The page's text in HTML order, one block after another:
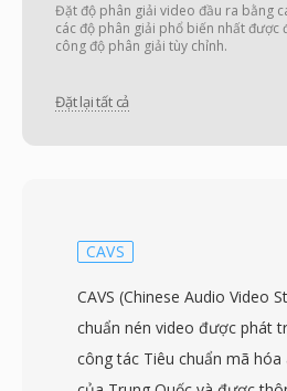
Đặt độ phân giải video đầu ra bằng
các độ phân giải phổ biến nhất được
công độ phân giải tùy chỉnh.
Đặt lại tất cả
CAVS
CAVS (Chinese Audio Video
chuẩn nén video được phát
công tác Tiêu chuẩn mã